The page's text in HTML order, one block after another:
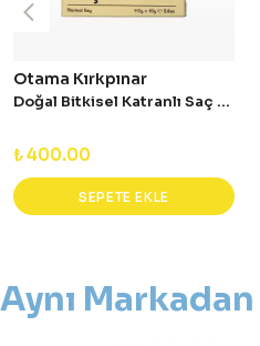
Otama Kırkpınar
Doğal Bitkisel Katranlı Saç Sabunu 110 gr
₺ 400.00
SEPETE EKLE
Aynı Markadan